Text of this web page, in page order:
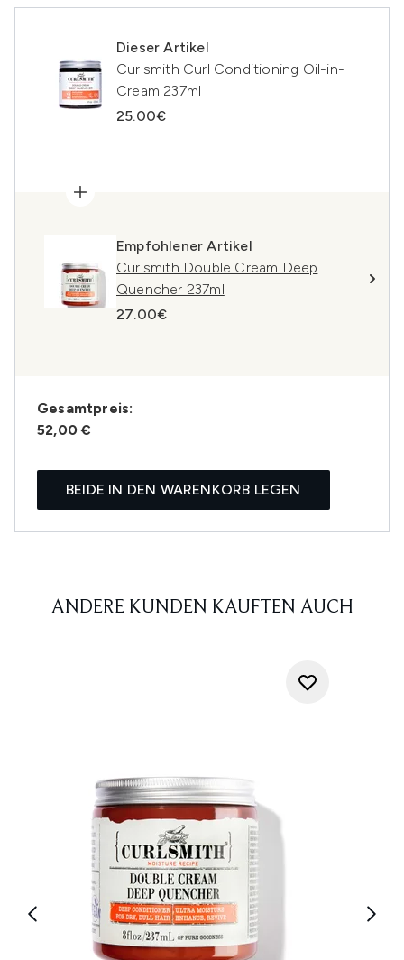
Dieser Artikel
Curlsmith Curl Conditioning Oil-in-
Cream 237ml
25.00€
Empfohlener Artikel
Curlsmith Double Cream Deep
Quencher 237ml
27.00€
Gesamtpreis:
52,00 €
BEIDE IN DEN WARENKORB LEGEN
ANDERE KUNDEN KAUFTEN AUCH